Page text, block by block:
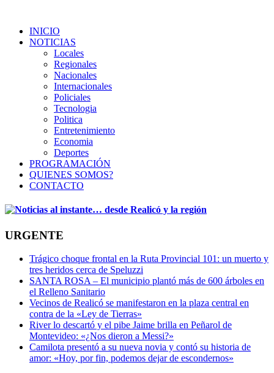
INICIO
NOTICIAS
Locales
Regionales
Nacionales
Internacionales
Policiales
Tecnologia
Politica
Entretenimiento
Economia
Deportes
PROGRAMACIÓN
QUIENES SOMOS?
CONTACTO
URGENTE
Trágico choque frontal en la Ruta Provincial 101: un muerto y
tres heridos cerca de Speluzzi
SANTA ROSA – El municipio plantó más de 600 árboles en
el Relleno Sanitario
Vecinos de Realicó se manifestaron en la plaza central en
contra de la «Ley de Tierras»
River lo descartó y el pibe Jaime brilla en Peñarol de
Montevideo: «¿Nos dieron a Messi?»
Camilota presentó a su nueva novia y contó su historia de
amor: «Hoy, por fin, podemos dejar de escondernos»